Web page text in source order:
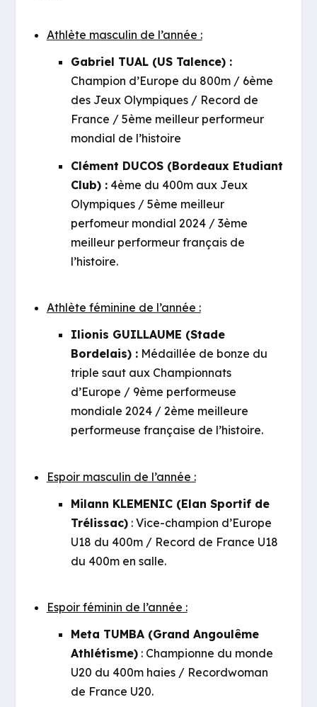
Athlète masculin de l’année :
Gabriel TUAL (US Talence) :
Champion d’Europe du 800m / 6ème
des Jeux Olympiques / Record de
France / 5ème meilleur performeur
mondial de l’histoire
Clément DUCOS (Bordeaux Etudiant
Club) :4ème du 400m aux Jeux
Olympiques / 5ème meilleur
perfomeur mondial 2024 / 3ème
meilleur performeur français de
l’histoire.
Athlète féminine de l’année :
Ilionis GUILLAUME (Stade
Bordelais) :Médaillée de bonze du
triple saut aux Championnats
d’Europe / 9ème performeuse
mondiale 2024 / 2ème meilleure
performeuse française de l’histoire.
Espoir masculin de l’année :
Milann KLEMENIC (Elan Sportif de
Trélissac): Vice-champion d’Europe
U18 du 400m / Record de France U18
du 400m en salle.
Espoir féminin de l’année :
Meta TUMBA (Grand Angoulême
Athlétisme): Championne du monde
U20 du 400m haies / Recordwoman
de France U20.